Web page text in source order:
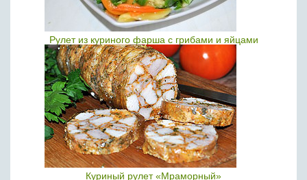
Рулет из куриного фарша с грибами и яйцами
Куриный рулет «Мраморный»